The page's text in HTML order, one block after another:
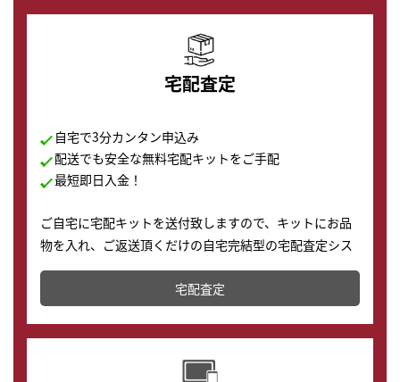
宅配査定
自宅で3分カンタン申込み
配送でも安全な無料宅配キットをご手配
最短即日入金！
ご自宅に宅配キットを送付致しますので、キットにお品
物を入れ、ご返送頂くだけの自宅完結型の宅配査定シス
テムです。
配送でも簡単&安全に査定・買取に出すことが可能で
す。
宅配査定